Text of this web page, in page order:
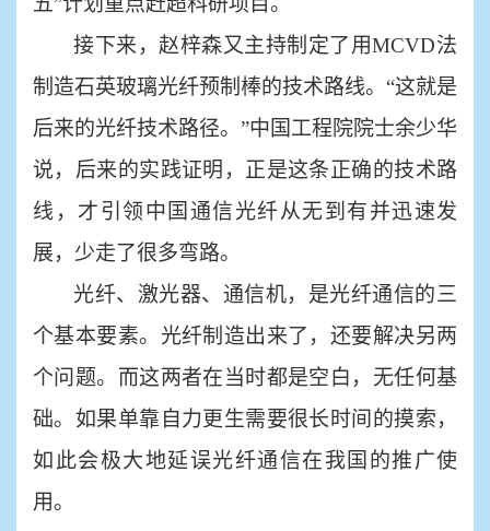
接下来，赵梓森又主持制定了用MCVD法
制造石英玻璃光纤预制棒的技术路线。“这就是
后来的光纤技术路径。”中国工程院院士余少华
说，后来的实践证明，正是这条正确的技术路
线，才引领中国通信光纤从无到有并迅速发
展，少走了很多弯路。
光纤、激光器、通信机，是光纤通信的三
个基本要素。光纤制造出来了，还要解决另两
个问题。而这两者在当时都是空白，无任何基
础。如果单靠自力更生需要很长时间的摸索，
如此会极大地延误光纤通信在我国的推广使
用。